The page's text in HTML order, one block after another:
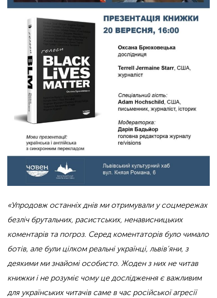
«Упродовж останніх днів ми отримували у соцмережах
безліч брутальних, расистських, ненависницьких
коментарів та погроз. Серед коментаторів було чимало
ботів, але були цілком реальні українці, львів’яни, з
деякими ми знайомі особисто. Жоден з них не читав
книжки і не розуміє чому це дослідження є важливим
для українських читачів саме в час російської агресії